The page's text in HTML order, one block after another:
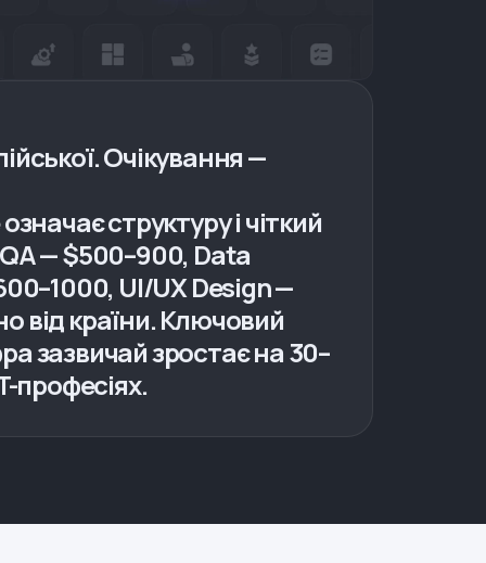
Очікування —
структуру і чіткий
— $500–900, Data
UI/UX Design —
від країни. Ключовий
зазвичай зростає на 30–
професіях.